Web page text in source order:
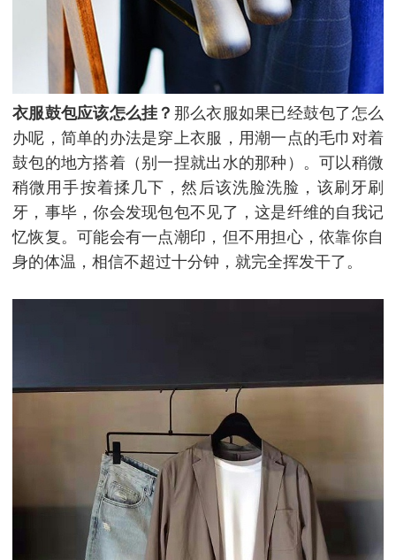
衣服鼓包应该怎么挂？ 那么衣服如果已经鼓包了怎么
办呢，简单的办法是穿上衣服，用潮一点的毛巾对着
鼓包的地方搭着（别一捏就出水的那种）。可以稍微
稍微用手按着揉几下，然后该洗脸洗脸，该刷牙刷
牙，事毕，你会发现包包不见了，这是纤维的自我记
忆恢复。可能会有一点潮印，但不用担心，依靠你自
身的体温，相信不超过十分钟，就完全挥发干了。